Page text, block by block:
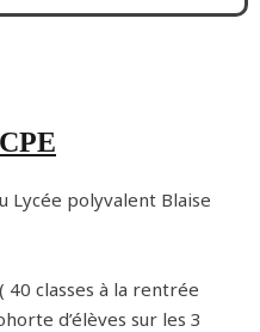
Lycée polyvalent Blaise
classes à la rentrée
d’élèves sur les 3